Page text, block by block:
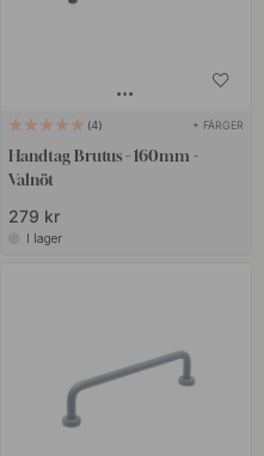
4 + FÄRGER
Handtag Brutus - 160mm -
Valnöt
279 kr
I lager